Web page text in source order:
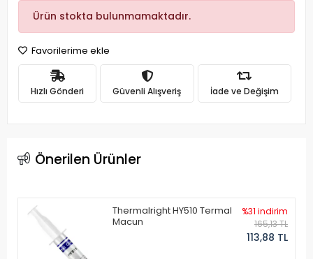
Ürün stokta bulunmamaktadır.
Favorilerime ekle
Hızlı Gönderi Güvenli Alışveriş İade ve Değişim
Önerilen Ürünler
Thermalright HY510 Termal
Macun
%31 indirim
165,13 TL
113,88 TL